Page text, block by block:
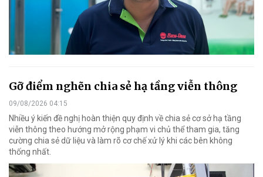
Gỡ điểm nghẽn chia sẻ hạ tầng viễn thông
09/08/2026 04:15
Nhiều ý kiến đề nghị hoàn thiện quy định về chia sẻ cơ sở hạ tầng
viễn thông theo hướng mở rộng phạm vi chủ thể tham gia, tăng
cường chia sẻ dữ liệu và làm rõ cơ chế xử lý khi các bên không
thống nhất.